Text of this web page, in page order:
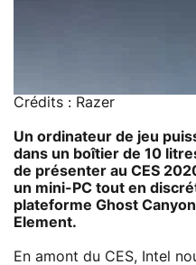
Crédits : Razer
Un ordinateur de jeu
dans un boîtier de 10
de présenter au CES
un mini-PC tout en
plateforme Ghost
Element.
En amont du CES, Intel